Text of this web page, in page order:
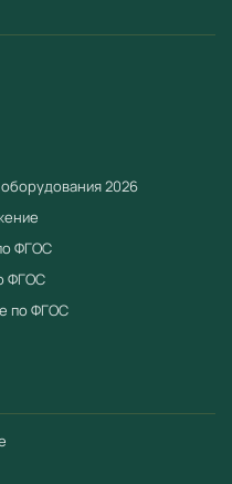
по ФГОС с 2018 года.
2026
ФГОС
ФГОС
по ФГОС